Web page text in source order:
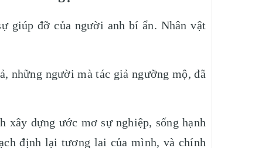
giúp đỡ của người anh bí ẩn. Nhân vật
những người mà tác giả ngưỡng mộ, đã
xây dựng ước mơ sự nghiệp, sống hạnh
định lại tương lai của mình, và chính